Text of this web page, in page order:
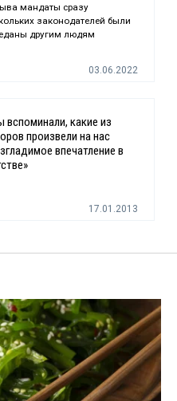
мандаты сразу
законодателей были
другим людям
03.06.2022
вспоминали, какие из
произвели на нас
впечатление в
17.01.2013